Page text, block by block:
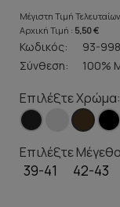
Μέγιστη Τιμή
Αρχική Τιμή : 5,50 €
Κωδικός:
93-
Σύνθεση:
100%
Επιλέξτε Χρώμα:
Επιλέξτε
39-41 42-43